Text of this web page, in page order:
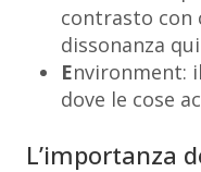
contrasto con
dissonanza
Environment:
dove le cose
L’importanza